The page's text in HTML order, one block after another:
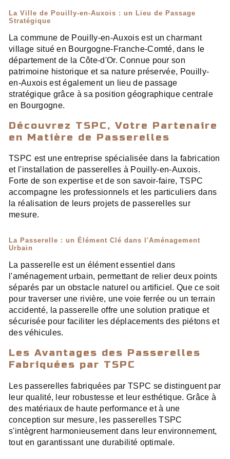
La Ville de Pouilly-en-Auxois : un Lieu de Passage
Stratégique
La commune de Pouilly-en-Auxois est un charmant
village situé en Bourgogne-Franche-Comté, dans le
département de la Côte-d'Or. Connue pour son
patrimoine historique et sa nature préservée, Pouilly-
en-Auxois est également un lieu de passage
stratégique grâce à sa position géographique centrale
en Bourgogne.
Découvrez TSPC, Votre Partenaire
en Matière de Passerelles
TSPC est une entreprise spécialisée dans la fabrication
et l'installation de passerelles à Pouilly-en-Auxois.
Forte de son expertise et de son savoir-faire, TSPC
accompagne les professionnels et les particuliers dans
la réalisation de leurs projets de passerelles sur
mesure.
La Passerelle : un Élément Clé dans l'Aménagement
Urbain
La passerelle est un élément essentiel dans
l'aménagement urbain, permettant de relier deux points
séparés par un obstacle naturel ou artificiel. Que ce soit
pour traverser une rivière, une voie ferrée ou un terrain
accidenté, la passerelle offre une solution pratique et
sécurisée pour faciliter les déplacements des piétons et
des véhicules.
Les Avantages des Passerelles
Fabriquées par TSPC
Les passerelles fabriquées par TSPC se distinguent par
leur qualité, leur robustesse et leur esthétique. Grâce à
des matériaux de haute performance et à une
conception sur mesure, les passerelles TSPC
s'intègrent harmonieusement dans leur environnement,
tout en garantissant une durabilité optimale.